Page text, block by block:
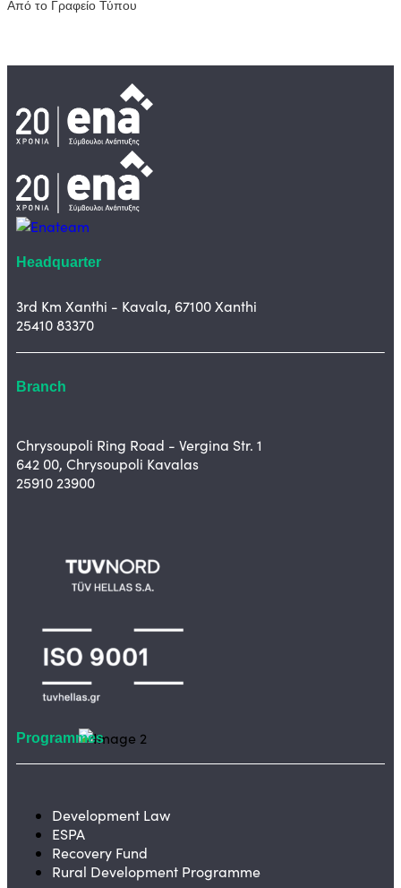
Από το Γραφείο Τύπου
Headquarter
3rd Km Xanthi - Kavala, 67100 Xanthi
25410 83370
Branch
Chrysoupoli Ring Road - Vergina Str. 1
642 00, Chrysoupoli Kavalas
25910 23900
Programmes
Development Law
ESPA
Recovery Fund
Rural Development Programme